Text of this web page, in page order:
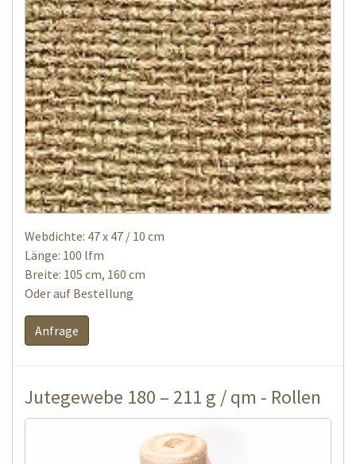
Webdichte: 47 x 47 / 10 cm
Länge: 100 lfm
Breite: 105 cm, 160 cm
Oder auf Bestellung
Anfrage
Jutegewebe 180 – 211 g / qm - Rollen